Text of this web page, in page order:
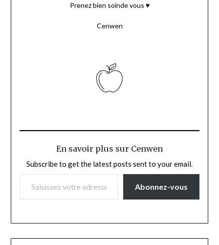
Prenez bien soinde vous ♥
Cenwen
En savoir plus sur Cenwen
Subscribe to get the latest posts sent to your email.
SAISISSEZ VOTRE ADRESSE E-MAIL…
Abonnez-vous